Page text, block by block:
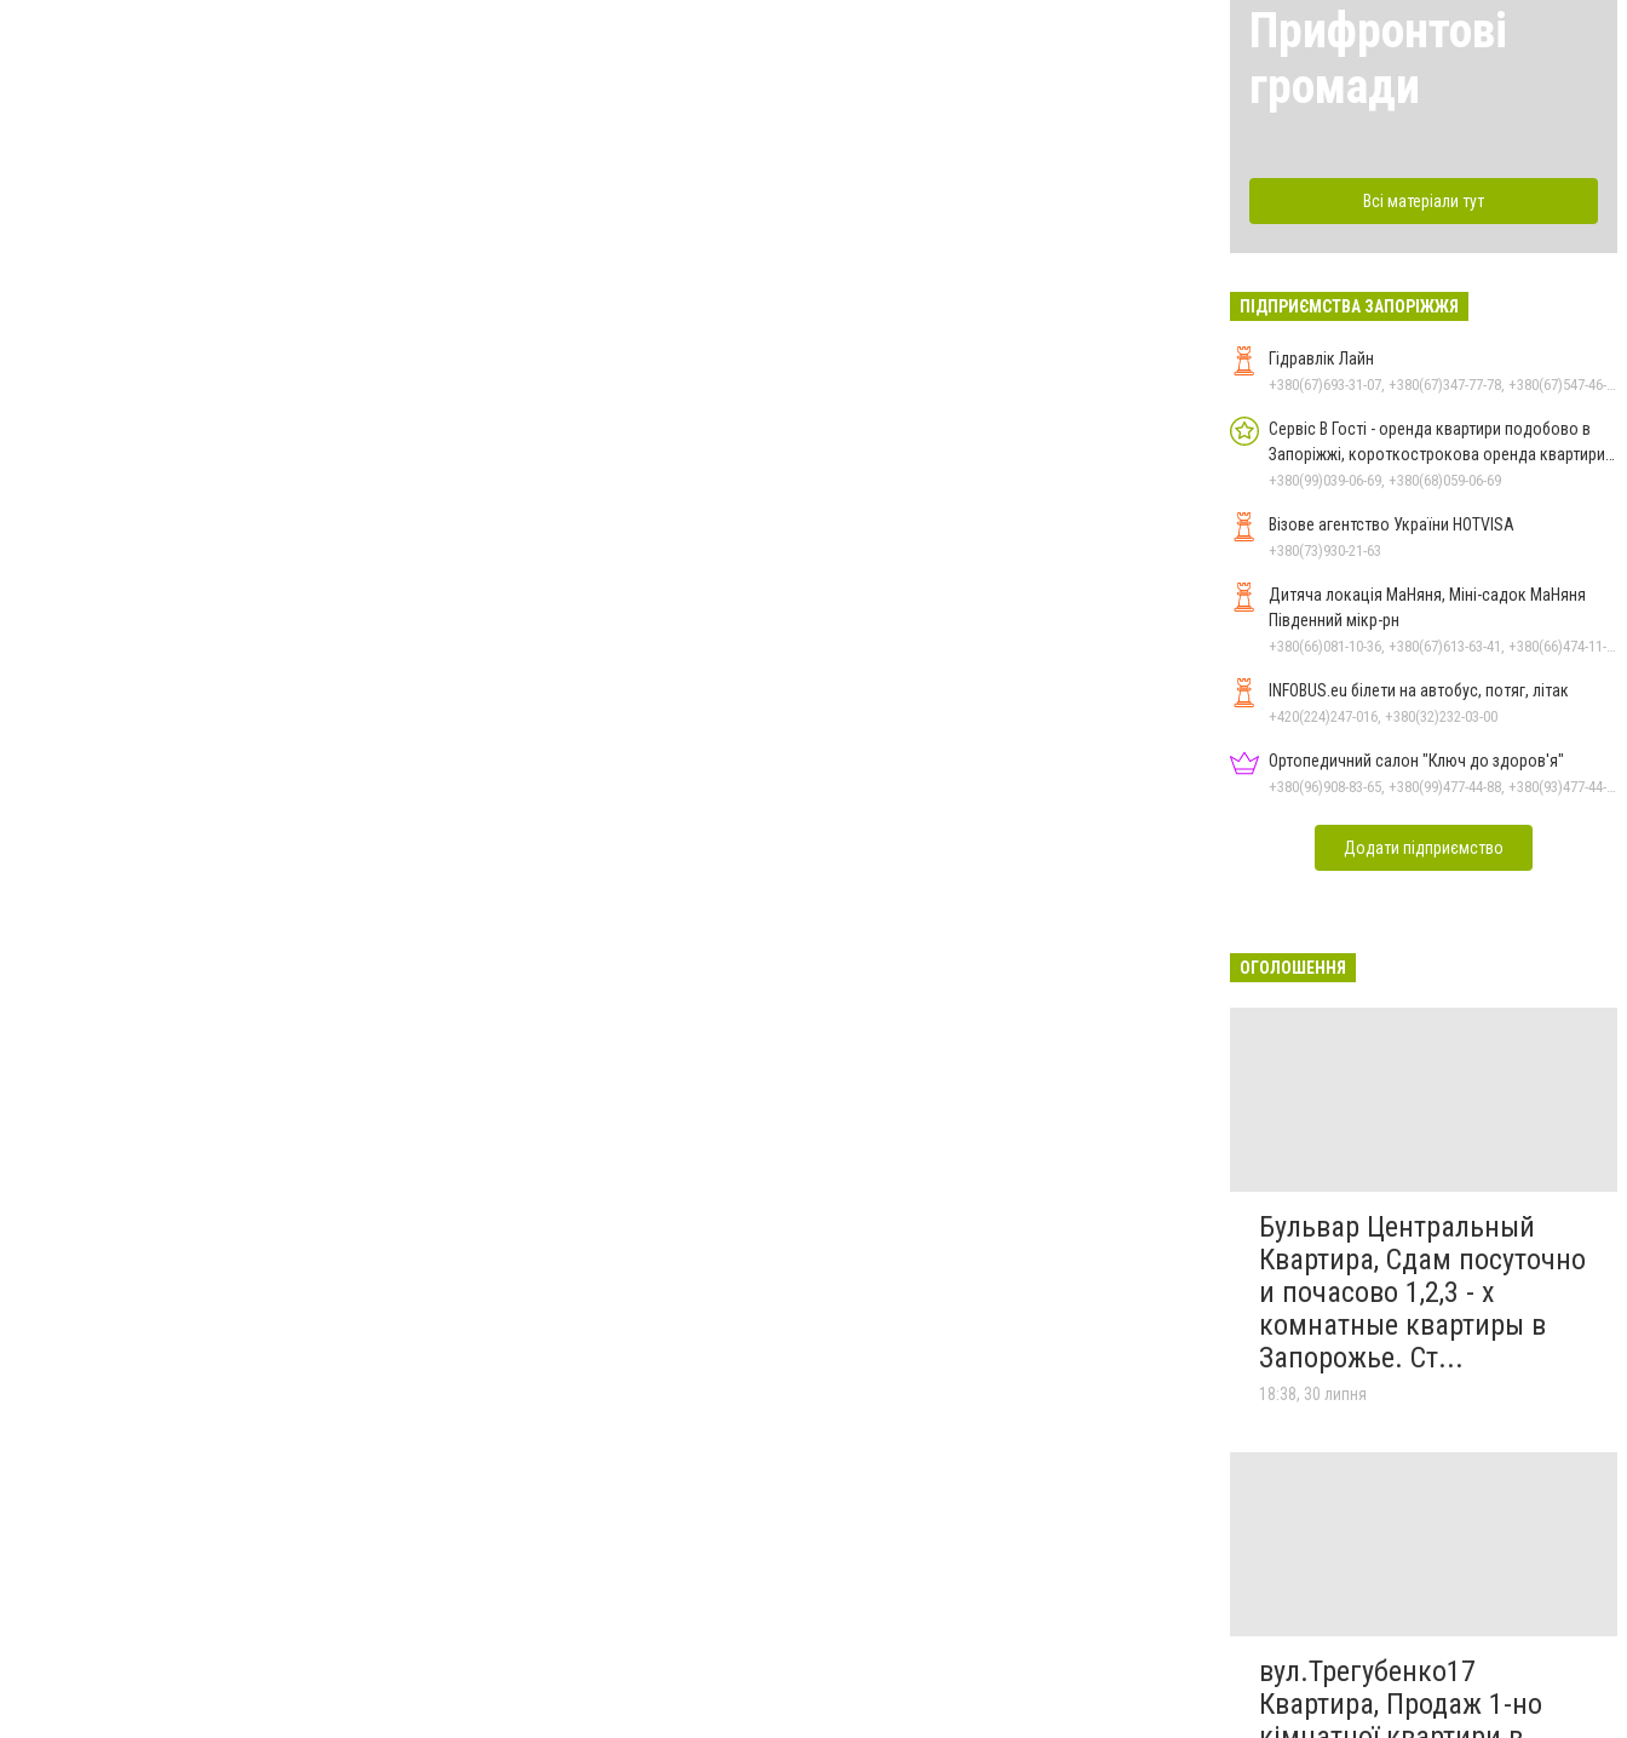
Прифронтові
громади
Всі матеріали тут
ПІДПРИЄМСТВА ЗАПОРІЖЖЯ
Гідравлік Лайн
Сервіс В Гості - оренда квартири подобово в
Запоріжжі, короткострокова оренда квартири в
Запоріжжі.
+380(99)039-06-69, +380(68)059-06-69
Візове агентство України HOTVISA
+380(73)930-21-63
Дитяча локація МаНяня, Міні-садок МаНяня
Південний мікр-рн
INFOBUS.eu білети на автобус, потяг, літак
+420(224)247-016, +380(32)232-03-00
Ортопедичний салон "Ключ до здоров'я"
Додати підприємство
ОГОЛОШЕННЯ
Бульвар Центральный
Квартира, Сдам посуточно
и почасово 1,2,3 - х
комнатные квартиры в
Запорожье. Ст...
18:38, 30 липня
вул.Трегубенко17
Квартира, Продаж 1-но